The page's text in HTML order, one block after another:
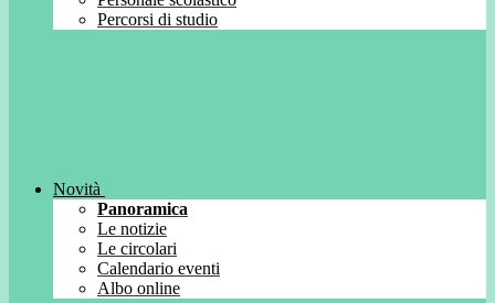
Percorsi di studio
Novità
Panoramica
Le notizie
Le circolari
Calendario eventi
Albo online